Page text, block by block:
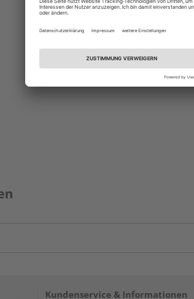
Kundenservice & Informationen